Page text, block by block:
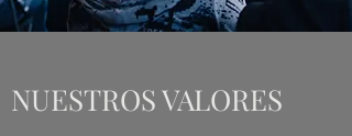
NUESTROS VALORES